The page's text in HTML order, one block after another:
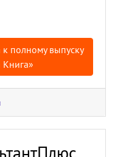
полному выпуску
Книга»